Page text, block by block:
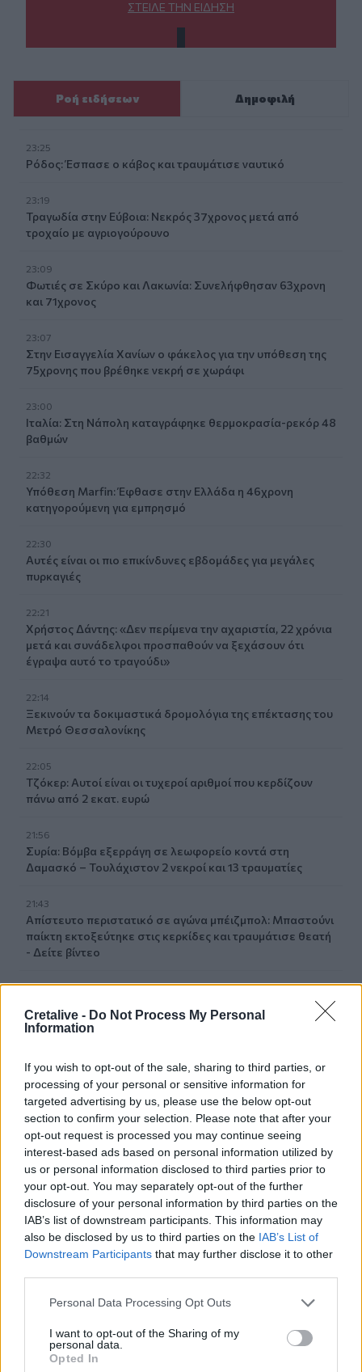
Cretalive - Do Not Process My Personal
Information
If you wish to opt-out of the sale, sharing to third parties, or
processing of your personal or sensitive information for
targeted advertising by us, please use the below opt-out
section to confirm your selection. Please note that after your
opt-out request is processed you may continue seeing
interest-based ads based on personal information utilized by
us or personal information disclosed to third parties prior to
your opt-out. You may separately opt-out of the further
disclosure of your personal information by third parties on the
IAB’s list of downstream participants. This information may
also be disclosed by us to third parties on the IAB’s List of
Downstream Participants that may further disclose it to other
Personal Data Processing Opt Outs
I want to opt-out of the Sharing of my
personal data.
Opted In
ΣΤΕΊΛΕ ΤΗΝ ΕΊΔΗΣΗ
Ροή ειδήσεων Δημοφιλή
23:25
Ρόδος: Έσπασε ο κάβος και τραυμάτισε ναυτικό
23:19
Τραγωδία στην Εύβοια: Νεκρός 37χρονος μετά από
τροχαίο με αγριογούρουνο
23:09
Φωτιές σε Σκύρο και Λακωνία: Συνελήφθησαν 63χρονη
και 71χρονος
23:07
Στην Εισαγγελία Χανίων ο φάκελος για την υπόθεση της
75χρονης που βρέθηκε νεκρή σε χωράφι
23:00
Ιταλία: Στη Νάπολη καταγράφηκε θερμοκρασία-ρεκόρ 48
βαθμών
22:32
Υπόθεση Marfin: Έφθασε στην Ελλάδα η 46χρονη
κατηγορούμενη για εμπρησμό
22:30
Αυτές είναι οι πιο επικίνδυνες εβδομάδες για μεγάλες
πυρκαγιές
22:21
Χρήστος Δάντης: «Δεν περίμενα την αχαριστία, 22 χρόνια
μετά και συνάδελφοι προσπαθούν να ξεχάσουν ότι
έγραψα αυτό το τραγούδι»
22:14
Ξεκινούν τα δοκιμαστικά δρομολόγια της επέκτασης του
Μετρό Θεσσαλονίκης
22:05
Τζόκερ: Αυτοί είναι οι τυχεροί αριθμοί που κερδίζουν
πάνω από 2 εκατ. ευρώ
21:56
Συρία: Βόμβα εξερράγη σε λεωφορείο κοντά στη
Δαμασκό – Τουλάχιστον 2 νεκροί και 13 τραυματίες
21:43
Απίστευτο περιστατικό σε αγώνα μπέιζμπολ: Μπαστούνι
παίκτη εκτοξεύτηκε στις κερκίδες και τραυμάτισε θεατή
- Δείτε βίντεο
21:30
αμάχων σε Ουκρανία και Ρωσία
Αδιάκοπες οι ροές μεταναστών στην Κρήτη: Νέα
«καραβιά» στον Τσούτσουρα
21:15
Μουσική λαϊκή βραδιά στο Πάρκο Κνωσού την
Παρασκευή 7 Αυγούστου
21:14
ΟΦΗ: Μεγάλο προβάδισμα πρόκρισης για την ΤΣΣΚΑ
Σόφιας
Καιρός: Βοριάδες και ζέστη την Παρασκευή (07/08) στην
Κρήτη
Γιατί δεν έσωσα το κουτάβι: Τι αναφέρει ο ερευνητής που
κατέγραφε τη συμβίωση του μικρού σκυλιού με αγέλη